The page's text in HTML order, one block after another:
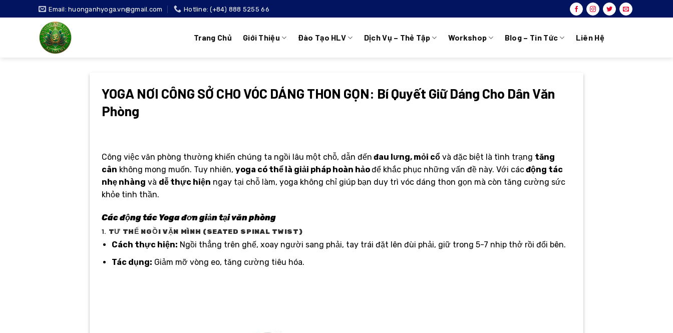
qua
Email: huonganhyoga.vn@gmail.com Hotline: (+84) 888 5255 66
Trang Chủ Giới Thiệu Đào Tạo HLV Dịch Vụ – Thẻ Tập Workshop Blog – Tin Tức Liên Hệ
YOGA NƠI CÔNG SỞ CHO VÓC DÁNG THON GỌN: Bí Quyết Giữ Dáng Cho Dân Văn
Phòng
Công việc văn phòng thường khiến chúng ta ngồi lâu một chỗ, dẫn đến đau lưng, mỏi cổvà đặc biệt là tình trạng tăng
cân không mong muốn. Tuy nhiên, yoga có thể là giải pháp hoàn hảođể khắc phục những vấn đề này. Với cácđộng tác
nhẹ nhàng và dễ thực hiện ngay tại chỗ làm, yoga không chỉ giúp bạn duy trì vóc dáng thon gọn mà còn tăng cường sức
khỏe tinh thần.
Các động tác Yoga đơn giản tại văn phòng
1. TƯ THẾ NGỒI VẶN MÌNH (SEATED SPINAL TWIST)
Cách thực hiện: Ngồi thẳng trên ghế, xoay người sang phải, tay trái đặt lên đùi phải, giữ trong 5-7 nhịp thở rồi đổi bên.
Tác dụng: Giảm mỡ vòng eo, tăng cường tiêu hóa.